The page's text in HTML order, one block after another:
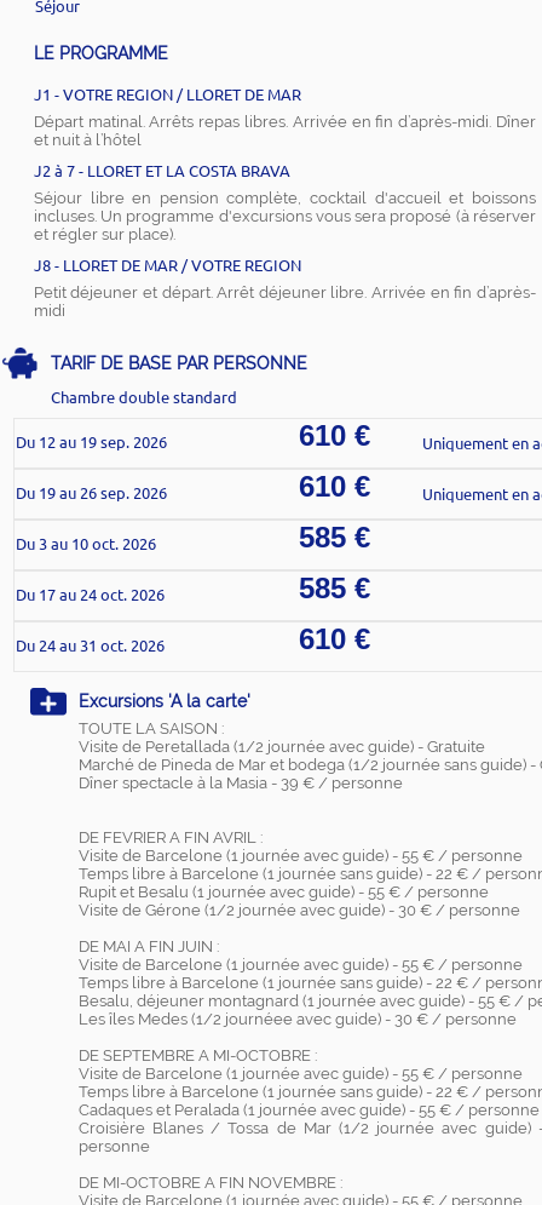
Séjour
LE PROGRAMME
J1 - VOTRE REGION / LLORET DE MAR
Départ matinal. Arrêts repas libres. Arrivée en fin d’après-midi. Dîner
et nuit à l’hôtel
J2 à 7 - LLORET ET LA COSTA BRAVA
Séjour libre en pension complète, cocktail d'accueil et boissons
incluses. Un programme d'excursions vous sera proposé (à réserver
et régler sur place).
J8 - LLORET DE MAR / VOTRE REGION
Petit déjeuner et départ. Arrêt déjeuner libre. Arrivée en fin d’après-
midi
TARIF DE BASE PAR PERSONNE
Chambre double standard
Du 12 au 19 sep. 2026 610 € Uniquement en
Du 19 au 26 sep. 2026 610 € Uniquement en
Du 3 au 10 oct. 2026 585 €
Du 17 au 24 oct. 2026 585 €
Du 24 au 31 oct. 2026 610 €
Excursions 'A la carte'
TOUTE LA SAISON :
Visite de Peretallada (1/2 journée avec guide) - Gratuite
Marché de Pineda de Mar et bodega (1/2 journée sans guide) -
Dîner spectacle à la Masia - 39 € / personne
DE FEVRIER A FIN AVRIL :
Visite de Barcelone (1 journée avec guide) - 55 € / personne
Temps libre à Barcelone (1 journée sans guide) - 22 € /
Rupit et Besalu (1 journée avec guide) - 55 € / personne
Visite de Gérone (1/2 journée avec guide) - 30 € / personne
DE MAI A FIN JUIN :
Visite de Barcelone (1 journée avec guide) - 55 € / personne
Temps libre à Barcelone (1 journée sans guide) - 22 € /
Besalu, déjeuner montagnard (1 journée avec guide) - 55 € /
Les îles Medes (1/2 journéee avec guide) - 30 € / personne
DE SEPTEMBRE A MI-OCTOBRE :
Visite de Barcelone (1 journée avec guide) - 55 € / personne
Temps libre à Barcelone (1 journée sans guide) - 22 € /
Cadaques et Peralada (1 journée avec guide) - 55 € / personne
Croisière Blanes / Tossa de Mar (1/2 journée avec
personne
DE MI-OCTOBRE A FIN NOVEMBRE :
Visite de Barcelone (1 journée avec guide) - 55 € / personne